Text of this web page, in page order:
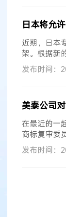
外观设计、
全球五大知
为行业
近期，日本
架。根据新
简称“原告”
侵权者（以
和产品，但
告的工厂进
实施了类似
发布时间：
在最近的一
商标复审委
美泰公司（
称用于餐馆
5881203的
发布时间：